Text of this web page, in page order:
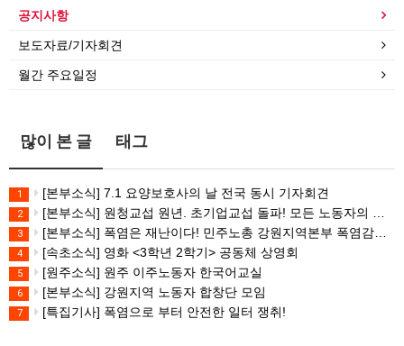
공지사항
보도자료/기자회견
월간 주요일정
많이 본 글 태그
1 [본부소식] 7.1 요양보호사의 날 전국 동시 기자회견
2 [본부소식] 원청교섭 원년. 초기업교섭 돌파! 모든 노동자의 노동기본권 쟁취! 민주노총 7.15 총파업대회
3 [본부소식] 폭염은 재난이다! 민주노총 강원지역본부 폭염감시단 선포 기자회견
4 [속초소식] 영화 <3학년 2학기> 공동체 상영회
5 [원주소식] 원주 이주노동자 한국어교실
6 [본부소식] 강원지역 노동자 합창단 모임
7 [특집기사] 폭염으로 부터 안전한 일터 쟁취!